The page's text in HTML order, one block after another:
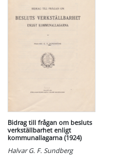
Bidrag till frågan om besluts
verkställbarhet enligt
kommunallagarna (1924)
Halvar G. F. Sundberg